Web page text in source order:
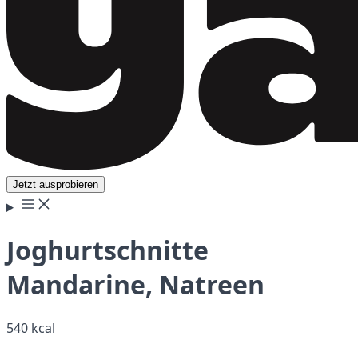
Jetzt ausprobieren
Joghurtschnitte
Mandarine, Natreen
540 kcal